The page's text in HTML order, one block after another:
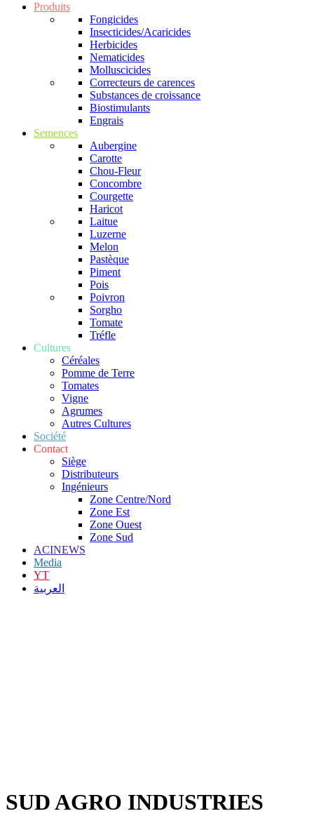
Produits
Fongicides
Insecticides/Acaricides
Herbicides
Nematicides
Molluscicides
Correcteurs de carences
Substances de croissance
Biostimulants
Engrais
Semences
Aubergine
Carotte
Chou-Fleur
Concombre
Courgette
Haricot
Laitue
Luzerne
Melon
Pastèque
Piment
Pois
Poivron
Sorgho
Tomate
Tréfle
Cultures
Céréales
Pomme de Terre
Tomates
Vigne
Agrumes
Autres Cultures
Société
Contact
Siège
Distributeurs
Ingénieurs
Zone Centre/Nord
Zone Est
Zone Ouest
Zone Sud
ACINEWS
Media
YT
العربية
SUD AGRO INDUSTRIES